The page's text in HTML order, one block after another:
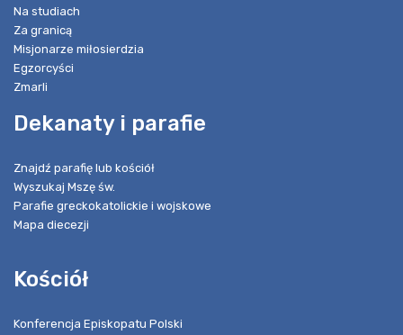
Na studiach
Za granicą
Misjonarze miłosierdzia
Egzorcyści
Zmarli
Dekanaty i parafie
Znajdź parafię lub kościół
Wyszukaj Mszę św.
Parafie greckokatolickie i wojskowe
Mapa diecezji
Kościół
Konferencja Episkopatu Polski